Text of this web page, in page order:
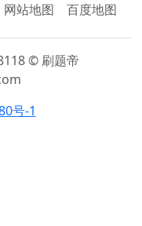
网站地图 百度地图
© 刷题帝
号-1